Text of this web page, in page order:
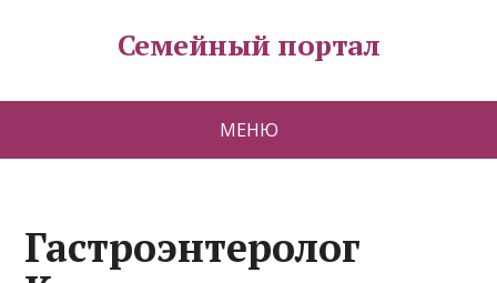
Семейный портал
МЕНЮ
Гастроэнтеролог